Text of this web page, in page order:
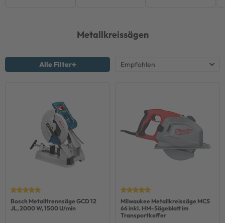
Metallkreissägen
Alle Filter
Bosch Metalltrennsäge GCD 12
JL, 2000 W, 1500 U/min
Milwaukee Metallkreissäge MCS
66 inkl. HM-Sägeblatt im
Transportkoffer